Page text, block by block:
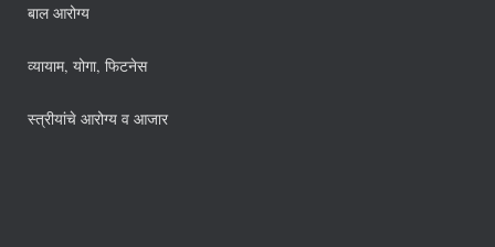
बाल आरोग्य
व्यायाम, योगा, फिटनेस
स्त्रीयांचे आरोग्य व आजार